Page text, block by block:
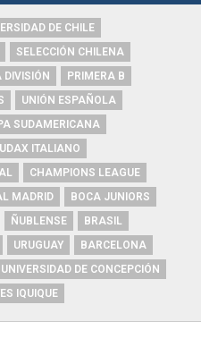
DE CHILE
SELECCIÓN CHILENA
DIVISIÓN
PRIMERA B
UNIÓN ESPAÑOLA
SUDAMERICANA
ITALIANO
CHAMPIONS LEAGUE
MADRID
BOCA JUNIORS
ÑUBLENSE
BRASIL
URUGUAY
BARCELONA
UNIVERSIDAD DE CONCEPCIÓN
IQUIQUE